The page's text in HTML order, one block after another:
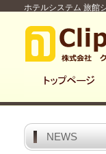
ホテルシステム 旅館
NEWS